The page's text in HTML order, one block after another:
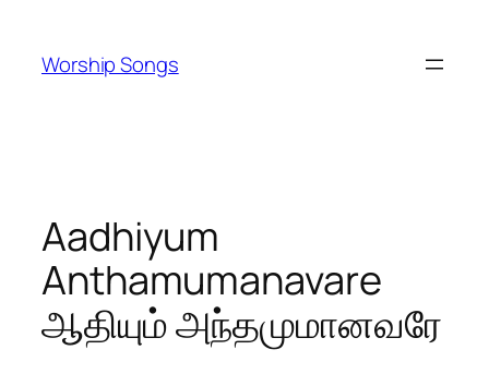
content
Worship Songs
Aadhiyum
Anthamumanavare
ஆதியும் அந்தமுமானவரே